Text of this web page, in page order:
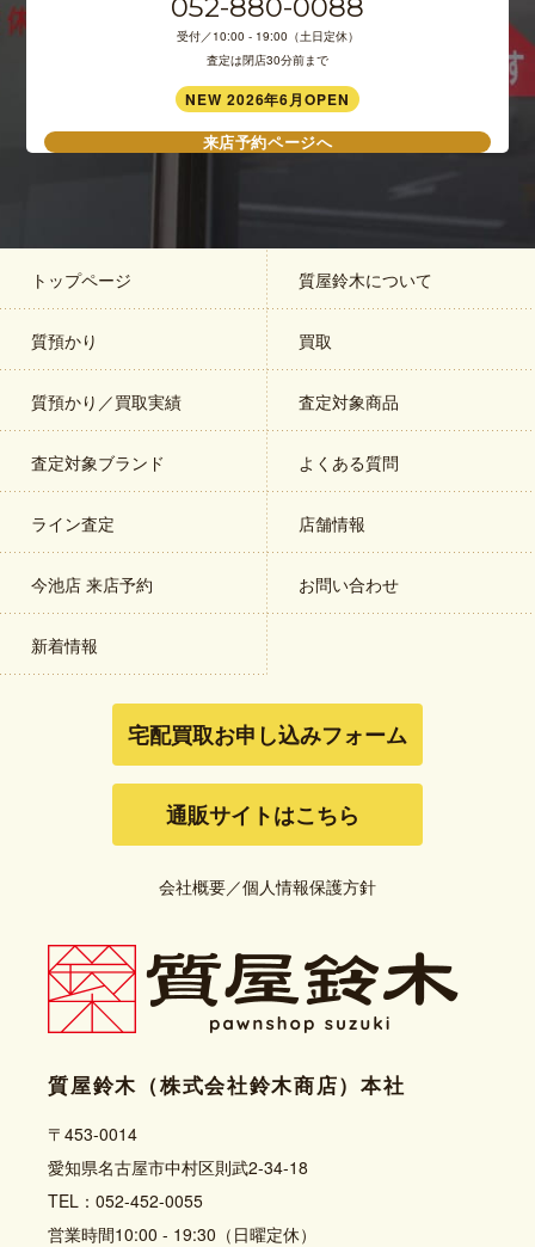
052-880-0088
受付／10:00 - 19:00（土日定休）
査定は閉店30分前まで
NEW 2026年6月OPEN
来店予約ページへ
トップページ 質屋鈴木について
質預かり 買取
質預かり／買取実績 査定対象商品
査定対象ブランド よくある質問
ライン査定 店舗情報
今池店 来店予約 お問い合わせ
新着情報
宅配買取お申し込みフォーム
通販サイトはこちら
会社概要／個人情報保護方針
質屋鈴木（株式会社鈴木商店）本社
〒453-0014
愛知県名古屋市中村区則武2-34-18
TEL：052-452-0055
営業時間10:00 - 19:30（日曜定休）